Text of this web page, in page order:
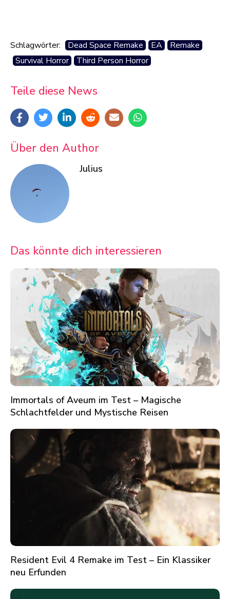
Schlagwörter: Dead Space Remake EA
Remake
Survival Horror
Third Person Horror
Teile diese News
Über den Author
Julius
Das könnte dich interessieren
Immortals of Aveum im Test – Magische
Schlachtfelder und Mystische Reisen
Resident Evil 4 Remake im Test – Ein Klassiker
neu Erfunden